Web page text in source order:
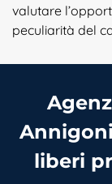
valutare
peculiarità del
liberi